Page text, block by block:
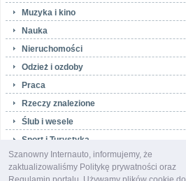
Szanowny Internauto, informujemy, że
zaktualizowaliśmy Politykę prywatności oraz
Muzyka i kino
Nauka
Nieruchomości
Odzież i ozdoby
Praca
Rzeczy znalezione
Ślub i wesele
Sport i Turystyka
Telefony i akcesoria
Towarzyskie